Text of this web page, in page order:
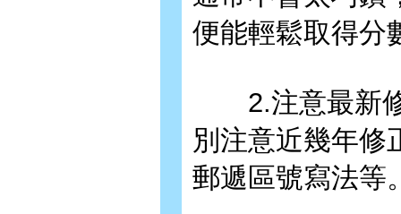
便能輕鬆取得分
2.注意最新修
別注意近幾年修
郵遞區號寫法等